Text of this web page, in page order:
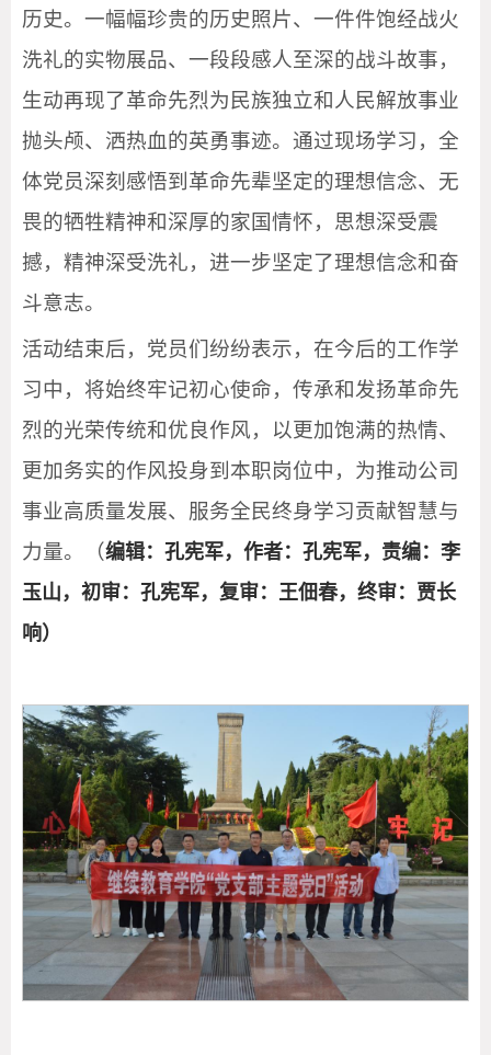
历史。一幅幅珍贵的历史照片、一件件饱经战火
洗礼的实物展品、一段段感人至深的战斗故事，
生动再现了革命先烈为民族独立和人民解放事业
抛头颅、洒热血的英勇事迹。通过现场学习，全
体党员深刻感悟到革命先辈坚定的理想信念、无
畏的牺牲精神和深厚的家国情怀，思想深受震
撼，精神深受洗礼，进一步坚定了理想信念和奋
斗意志。
活动结束后，党员们纷纷表示，在今后的工作学
习中，将始终牢记初心使命，传承和发扬革命先
烈的光荣传统和优良作风，以更加饱满的热情、
更加务实的作风投身到本职岗位中，为推动公司
事业高质量发展、服务全民终身学习贡献智慧与
力量。（编辑：孔宪军，作者：孔宪军，责编：李
玉山，初审：孔宪军，复审：王佃春，终审：贾长
响）